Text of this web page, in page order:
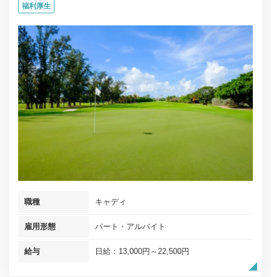
福利厚生
職種 キャディ
雇用形態 パート・アルバイト
給与 日給：13,000円～22,500円